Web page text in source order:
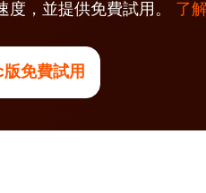
度，並提供免費試用。
了
版免費試用